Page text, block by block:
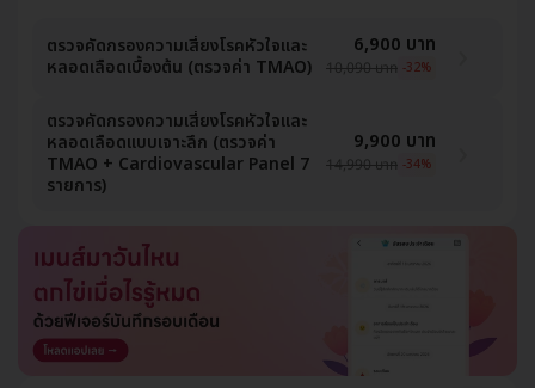
ตรวจคัดกรองความเสี่ยงโรคหัวใจและ
หลอดเลือดเบื้องต้น (ตรวจค่า TMAO)
6,900 บาท
10,090 บาท -32%
ตรวจคัดกรองความเสี่ยงโรคหัวใจและ
หลอดเลือดแบบเจาะลึก (ตรวจค่า
TMAO + Cardiovascular Panel 7
รายการ)
9,900 บาท
14,990 บาท -34%